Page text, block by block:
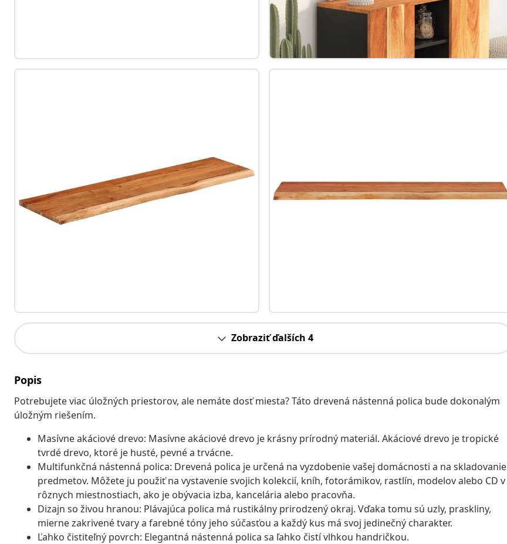
Zobraziť ďalších 4
Popis
Potrebujete viac úložných priestorov, ale nemáte dosť miesta? Táto drevená nástenná polica bude dokonalým
úložným riešením.
Masívne akáciové drevo: Masívne akáciové drevo je krásny prírodný materiál. Akáciové drevo je tropické
tvrdé drevo, ktoré je husté, pevné a trvácne.
Multifunkčná nástenná polica: Drevená polica je určená na vyzdobenie vašej domácnosti a na skladovanie
predmetov. Môžete ju použiť na vystavenie svojich kolekcií, kníh, fotorámikov, rastlín, modelov alebo CD v
rôznych miestnostiach, ako je obývacia izba, kancelária alebo pracovňa.
Dizajn so živou hranou: Plávajúca polica má rustikálny prirodzený okraj. Vďaka tomu sú uzly, praskliny,
mierne zakrivené tvary a farebné tóny jeho súčasťou a každý kus má svoj jedinečný charakter.
Ľahko čistiteľný povrch: Elegantná nástenná polica sa ľahko čistí vlhkou handričkou.